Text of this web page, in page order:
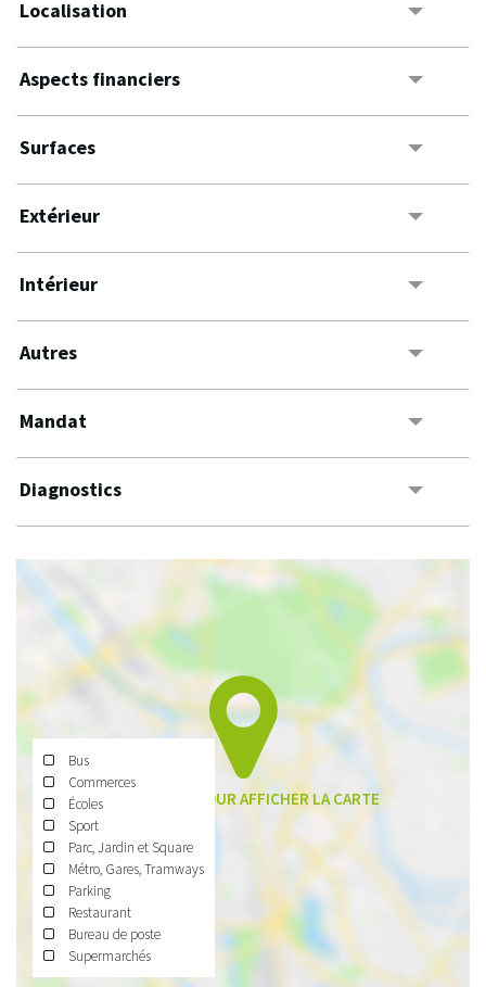
Localisation
Aspects financiers
Surfaces
Extérieur
Intérieur
Autres
Mandat
Diagnostics
Bus
Commerces
Écoles
Sport
Parc, Jardin et Square
Métro, Gares, Tramways
Parking
Restaurant
Bureau de poste
Supermarchés